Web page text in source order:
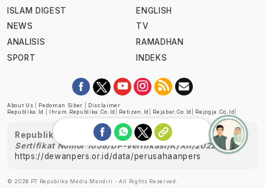
ISLAM DIGEST
NEWS
ANALISIS
SPORT
ENGLISH
TV
RAMADHAN
INDEKS
About Us Pedoman Siber
Disclaimer
Republika.id
Ihram.republika.co.id Retizen.id Rejabar.co.id Rejogja.co.id
Republika telah diverifikasi oleh Dewan Pers
Sertifikat Nomor 1058/DP-Verifikasi/K/XII/2022
https://dewanpers.or.id/data/perusahaanpers
© 2026 PT Republika Media Mandiri - All Rights Reserved.